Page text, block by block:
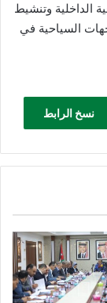
الداخلية وتنشيط
السياحية في
نسخ الرابط